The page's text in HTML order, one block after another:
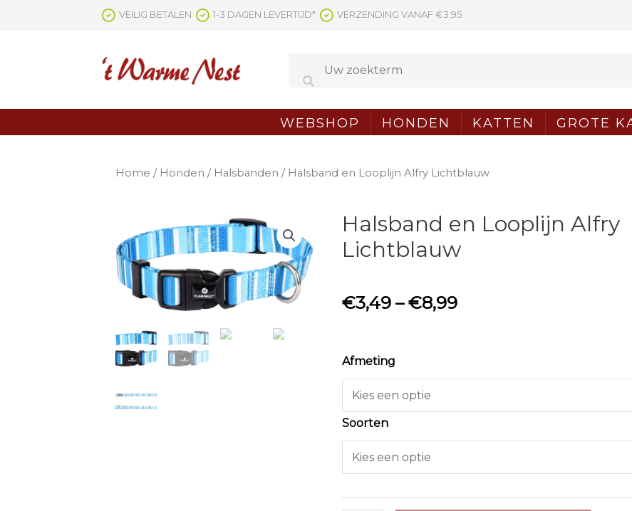
VEILIG BETALEN 1-3 DAGEN LEVERTIJD* VERZENDING VANAF €3,95
WEBSHOP HONDEN KATTEN GROTE
Home / Honden / Halsbanden / Halsband en Looplijn Alfry Lichtblauw
Halsband en Looplijn Alfry
Lichtblauw
€3,49 –€8,99
Afmeting
Soorten